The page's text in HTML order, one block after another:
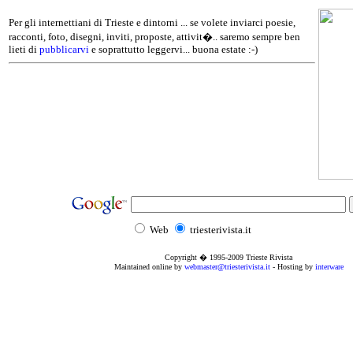
Per gli internettiani di Trieste e dintorni ... se volete inviarci poesie,
racconti, foto, disegni, inviti, proposte, attivit�.. saremo sempre ben
lieti di pubblicarvi e soprattutto leggervi... buona estate :-)
Web triesterivista.it
Copyright � 1995-2009 Trieste Rivista
Maintained online by webmaster@triesterivista.it- Hosting by interware